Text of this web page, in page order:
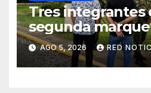
Tres integrantes
segunda
sometieron a la
AGO 5, 2026 RED